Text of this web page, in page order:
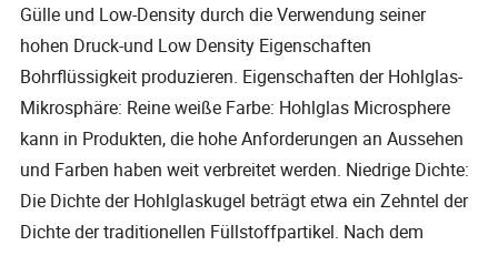
Gülle und Low-Density durch die Verwendung seiner
hohen Druck-und Low Density Eigenschaften
Bohrflüssigkeit produzieren. Eigenschaften der Hohlglas-
Mikrosphäre: Reine weiße Farbe: Hohlglas Microsphere
kann in Produkten, die hohe Anforderungen an Aussehen
und Farben haben weit verbreitet werden. Niedrige Dichte:
Die Dichte der Hohlglaskugel beträgt etwa ein Zehntel der
Dichte der traditionellen Füllstoffpartikel. Nach dem